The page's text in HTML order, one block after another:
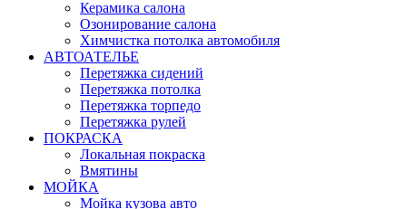
Керамика салона
Озонирование салона
Химчистка потолка автомобиля
АВТОАТЕЛЬЕ
Перетяжка сидений
Перетяжка потолка
Перетяжка торпедо
Перетяжка рулей
ПОКРАСКА
Локальная покраска
Вмятины
МОЙКА
Мойка кузова авто